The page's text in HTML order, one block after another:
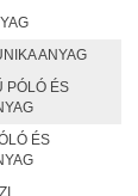
ANYAG
PÓLÓ ÉS
ÉS